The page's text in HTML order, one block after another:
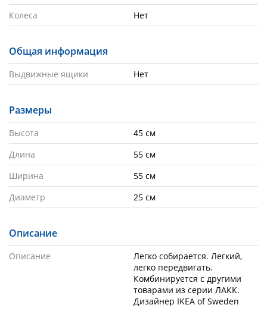
Колеса
Нет
Общая информация
Выдвижные ящики Нет
Размеры
Высота
45 см
Длина
55 см
Ширина
55 см
Диаметр
25 см
Описание
Описание
Легко собирается. Легкий,
легко передвигать.
Комбинируется с другими
товарами из серии ЛАКК.
Дизайнер IKEA of Sweden